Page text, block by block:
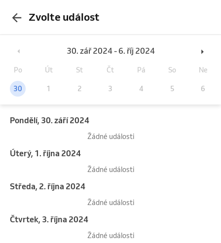
Zvolte událost
30. zář 2024 - 6. říj 2024
Po Út St Čt Pá So Ne
30 1 2 3 4 5 6
pondělí, 30. září 2024
Žádné události
úterý, 1. října 2024
Žádné události
středa, 2. října 2024
Žádné události
čtvrtek, 3. října 2024
Žádné události